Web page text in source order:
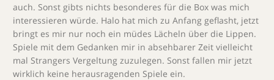
auch. Sonst gibts nichts besonderes für die Box was mich
interessieren würde. Halo hat mich zu Anfang geflasht, jetzt
bringt es mir nur noch ein müdes Lächeln über die Lippen.
Spiele mit dem Gedanken mir in absehbarer Zeit vielleicht
mal Strangers Vergeltung zuzulegen. Sonst fallen mir jetzt
wirklich keine herausragenden Spiele ein.